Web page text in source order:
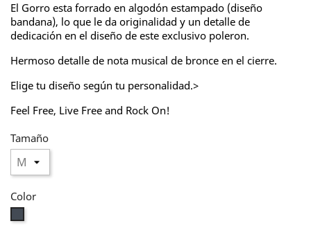
El Gorro esta forrado en algodón estampado (diseño
bandana), lo que le da originalidad y un detalle de
dedicación en el diseño de este exclusivo poleron.
Hermoso detalle de nota musical de bronce en el cierre.
Elige tu diseño según tu personalidad.>
Feel Free, Live Free and Rock On!
Tamaño
Color